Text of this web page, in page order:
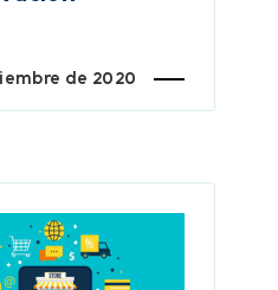
de 2020